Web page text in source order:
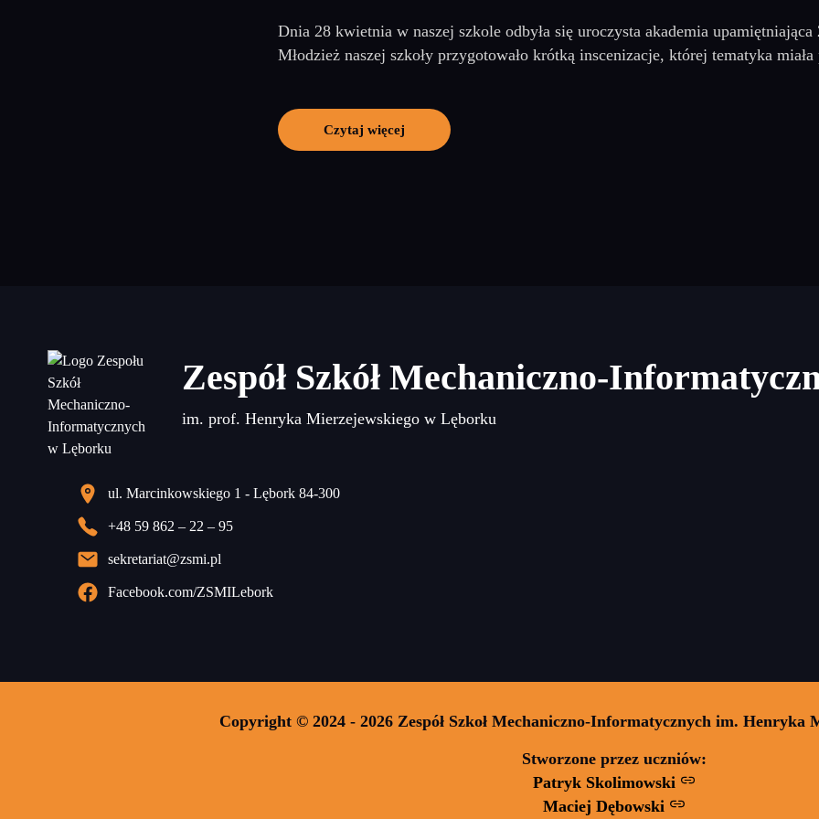
Dnia 28 kwietnia w naszej szkole odbyła się uroczysta akademia
Młodzież naszej szkoły przygotowało krótką inscenizacje, której tematyka
Czytaj więcej
Zespół Szkół Mechaniczno-
im. prof. Henryka Mierzejewskiego w Lęborku
ul. Marcinkowskiego 1 - Lębork 84-300
+48 59 862 – 22 – 95
sekretariat@zsmi.pl
Facebook.com/ZSMILebork
Copyright © 2024 - 2026 Zespół Szkoł Mechaniczno-Informatycznych im. Henryka
Stworzone przez uczniów:
Patryk Skolimowski
Maciej Dębowski